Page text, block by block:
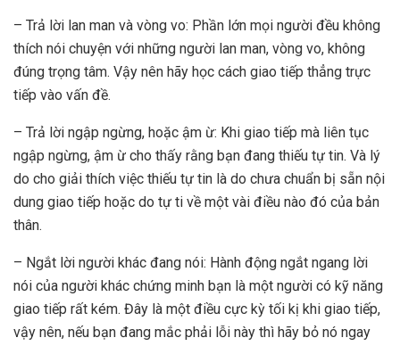
– Trả lời lan man và vòng vo: Phần lớn mọi người đều không
thích nói chuyện với những người lan man, vòng vo, không
đúng trọng tâm. Vậy nên hãy học cách giao tiếp thẳng trực
tiếp vào vấn đề.
– Trả lời ngập ngừng, hoặc ậm ừ: Khi giao tiếp mà liên tục
ngập ngừng, ậm ừ cho thấy rằng bạn đang thiếu tự tin. Và lý
do cho giải thích việc thiếu tự tin là do chưa chuẩn bị sẵn nội
dung giao tiếp hoặc do tự ti về một vài điều nào đó của bản
thân.
– Ngắt lời người khác đang nói: Hành động ngắt ngang lời
nói của người khác chứng minh bạn là một người có kỹ năng
giao tiếp rất kém. Đây là một điều cực kỳ tối kị khi giao tiếp,
vậy nên, nếu bạn đang mắc phải lỗi này thì hãy bỏ nó ngay